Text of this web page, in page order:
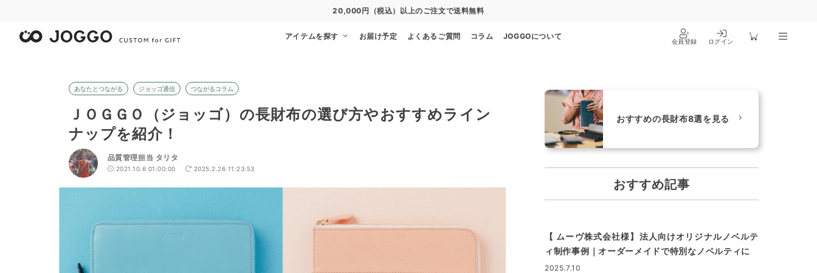
20,000円（税込）以上のご注文で送料無料
アイテムを探す お届け予定 よくあるご質問 コラム JOGGOについて
会員登録 ログイン
あなたとつながる ジョッゴ通信 つながるコラム
ＪＯＧＧＯ（ジョッゴ）の長財布の選び方やおすすめライン
ナップを紹介！
品質管理担当 タリタ
2021.10.6 01:00:00 2025.2.26 11:23:53
おすすめの長財布8選を見る
おすすめ記事
【 ムーヴ株式会社様】法人向けオリジナルノベルテ
ィ制作事例｜オーダーメイドで特別なノベルティに
2025.7.10